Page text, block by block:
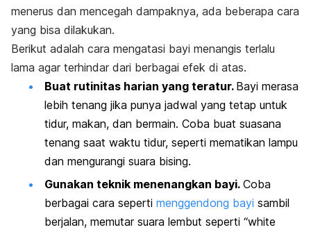
menerus dan mencegah dampaknya, ada beberapa cara
yang bisa dilakukan.
Berikut adalah cara mengatasi bayi menangis terlalu
lama agar terhindar dari berbagai efek di atas.
Buat rutinitas harian yang teratur. Bayi merasa
lebih tenang jika punya jadwal yang tetap untuk
tidur, makan, dan bermain. Coba buat suasana
tenang saat waktu tidur, seperti mematikan lampu
dan mengurangi suara bising.
Gunakan teknik menenangkan bayi. Coba
berbagai cara seperti menggendong bayi sambil
berjalan, memutar suara lembut seperti “white